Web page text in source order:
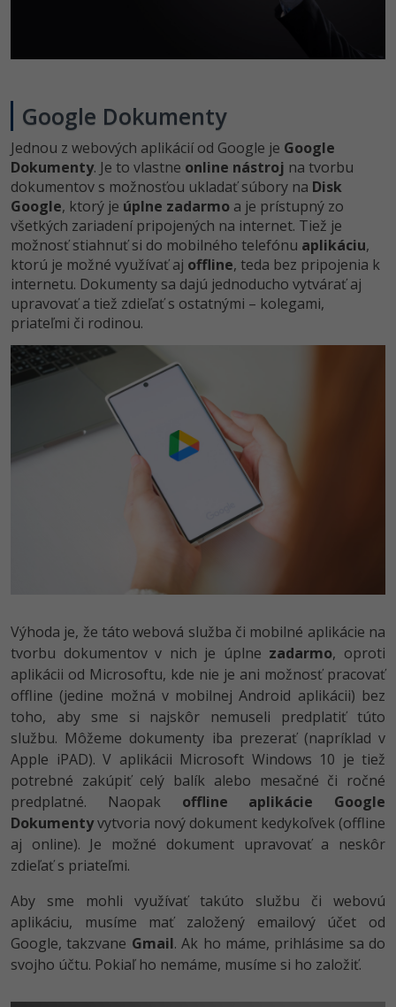
Fórum
Google Dokumenty
Jednou z webových aplikácií od Google je Google
Dokumenty. Je to vlastne online nástroj na tvorbu
dokumentov s možnosťou ukladať súbory na Disk
Google, ktorý je úplne zadarmo a je prístupný zo
všetkých zariadení pripojených na internet. Tiež je
možnosť stiahnuť si do mobilného telefónu aplikáciu,
ktorú je možné využívať aj offline, teda bez pripojenia k
internetu. Dokumenty sa dajú jednoducho vytvárať aj
upravovať a tiež zdieľať s ostatnými – kolegami,
priateľmi či rodinou.
Výhoda je, že táto webová služba či mobilné aplikácie na
tvorbu dokumentov v nich je úplne zadarmo, oproti
aplikácii od Microsoftu, kde nie je ani možnosť pracovať
offline (jedine možná v mobilnej Android aplikácii) bez
toho, aby sme si najskôr nemuseli predplatiť túto
službu. Môžeme dokumenty iba prezerať (napríklad v
Apple iPAD). V aplikácii Microsoft Windows 10 je tiež
potrebné zakúpiť celý balík alebo mesačné či ročné
predplatné. Naopak offline aplikácie Google
Dokumentyvytvoria nový dokument kedykoľvek (offline
aj online). Je možné dokument upravovať a neskôr
zdieľať s priateľmi.
Aby sme mohli využívať takúto službu či webovú
aplikáciu, musíme mať založený emailový účet od
Google, takzvane Gmail. Ak ho máme, prihlásime sa do
svojho účtu. Pokiaľ ho nemáme, musíme si ho založiť.